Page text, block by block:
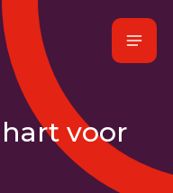
voor